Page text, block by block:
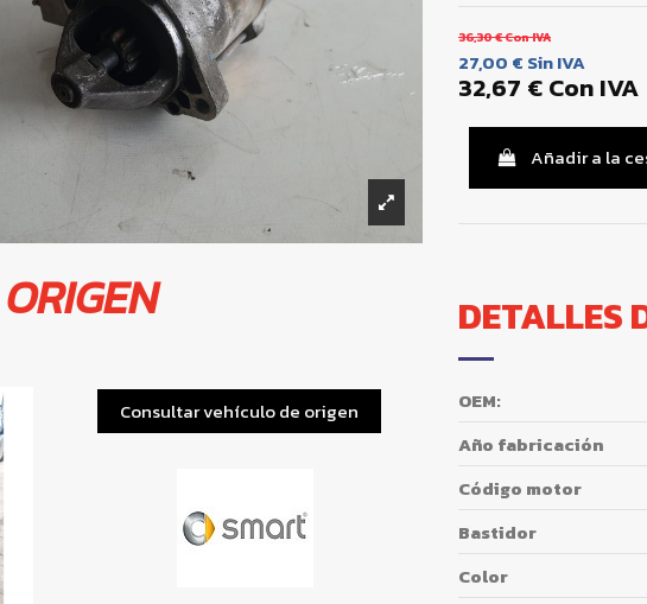
Consultar vehículo de origen
36,30 €Con IVA
27,00 € Sin IVA
32,67 €Con IVA
Añadir a la
DETALLES
OEM:
Año fabricación
Código motor
Bastidor
Color